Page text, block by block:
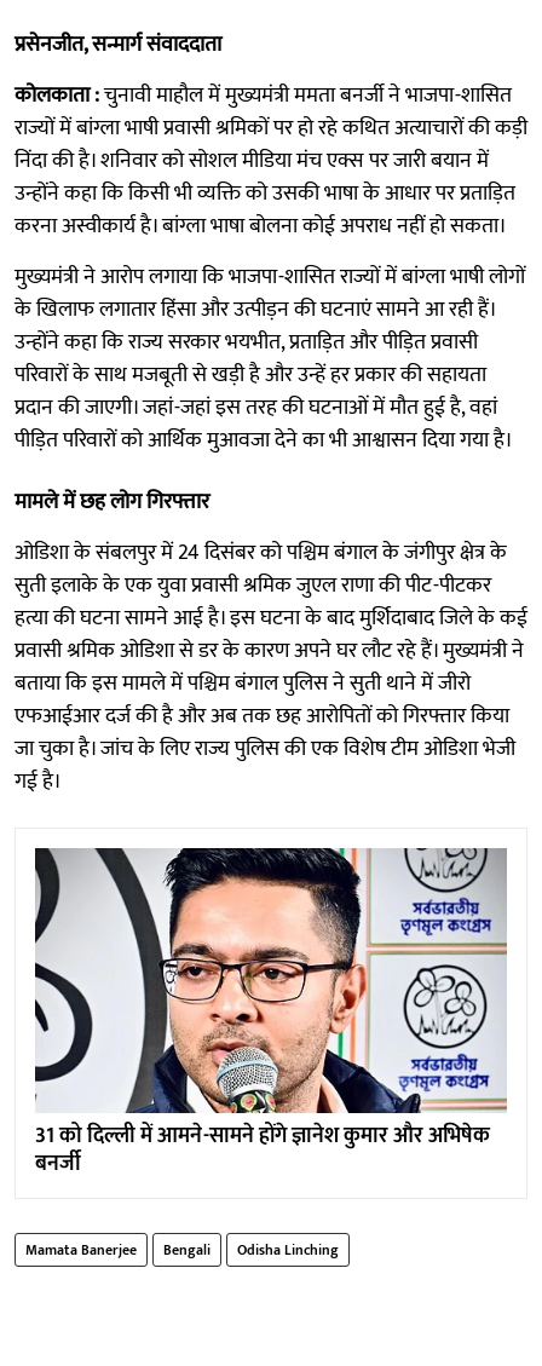
प्रसेनजीत, सन्मार्ग संवाददाता
कोलकाता :चुनावी माहौल में मुख्यमंत्री ममता बनर्जी ने भाजपा-शासित
राज्यों में बांग्ला भाषी प्रवासी श्रमिकों पर हो रहे कथित अत्याचारों की कड़ी
निंदा की है। शनिवार को सोशल मीडिया मंच एक्स पर जारी बयान में
उन्होंने कहा कि किसी भी व्यक्ति को उसकी भाषा के आधार पर प्रताड़ित
करना अस्वीकार्य है। बांग्ला भाषा बोलना कोई अपराध नहीं हो सकता।
मुख्यमंत्री ने आरोप लगाया कि भाजपा-शासित राज्यों में बांग्ला भाषी लोगों
के खिलाफ लगातार हिंसा और उत्पीड़न की घटनाएं सामने आ रही हैं।
उन्होंने कहा कि राज्य सरकार भयभीत, प्रताड़ित और पीड़ित प्रवासी
परिवारों के साथ मजबूती से खड़ी है और उन्हें हर प्रकार की सहायता
प्रदान की जाएगी। जहां-जहां इस तरह की घटनाओं में मौत हुई है, वहां
पीड़ित परिवारों को आर्थिक मुआवजा देने का भी आश्वासन दिया गया है।
मामले में छह लोग गिरफ्तार
ओडिशा के संबलपुर में 24 दिसंबर को पश्चिम बंगाल के जंगीपुर क्षेत्र के
सुती इलाके के एक युवा प्रवासी श्रमिक जुएल राणा की पीट-पीटकर
हत्या की घटना सामने आई है। इस घटना के बाद मुर्शिदाबाद जिले के कई
प्रवासी श्रमिक ओडिशा से डर के कारण अपने घर लौट रहे हैं। मुख्यमंत्री ने
बताया कि इस मामले में पश्चिम बंगाल पुलिस ने सुती थाने में जीरो
एफआईआर दर्ज की है और अब तक छह आरोपितों को गिरफ्तार किया
जा चुका है। जांच के लिए राज्य पुलिस की एक विशेष टीम ओडिशा भेजी
गई है।
31 को दिल्ली में आमने-सामने होंगे ज्ञानेश कुमार और अभिषेक
बनर्जी
Mamata Banerjee Bengali Odisha Linching